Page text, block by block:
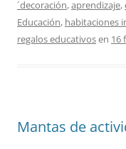
´decoración,aprendizaje,
Educación, habitaciones
regalos educativosen 16
Mantas de